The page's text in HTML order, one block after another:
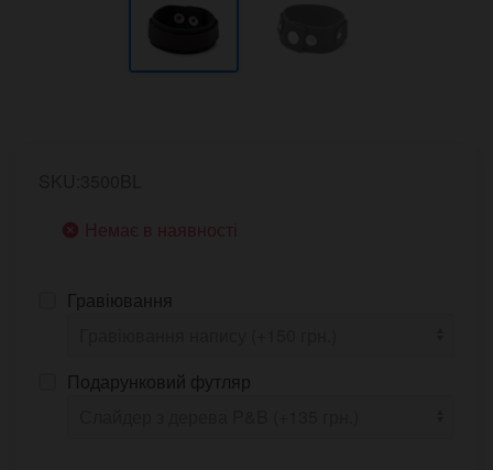
Немає в наявності
Гравіювання
Подарунковий футляр